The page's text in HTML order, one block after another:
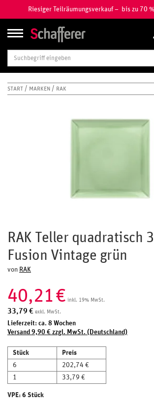
Riesiger Teilräumungsverkauf – bis zu 70
START MARKEN RAK
RAK Teller quadratisch
Fusion Vintage grün
von RAK
40,21€ inkl. 19% MwSt.
33,79 € exkl. MwSt.
Lieferzeit: ca. 8 Wochen
Versand 9,90 € zzgl. MwSt. (Deutschland)
Stück
Preis
6
202,74 €
1
33,79 €
VPE: 6 Stück